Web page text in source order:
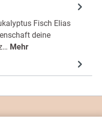
Fisch Elias
deine
Mehr